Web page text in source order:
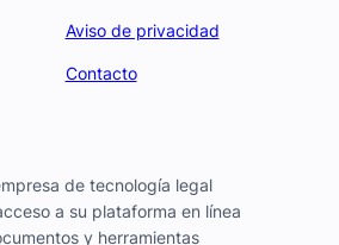
Aviso de privacidad
Contacto
de tecnología legal
a su plataforma en línea
y herramientas